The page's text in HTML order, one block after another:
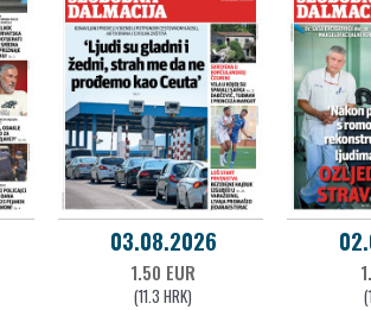
03.08.2026
1.50 EUR
(11.3 HRK)